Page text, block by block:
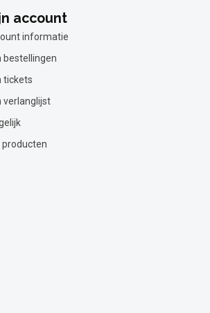
account
informatie
bestellingen
tickets
verlanglijst
producten